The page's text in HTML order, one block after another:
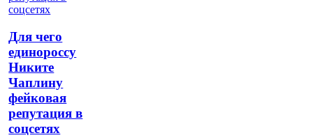
Для чего
единороссу
Никите
Чаплину
фейковая
репутация в
соцсетях